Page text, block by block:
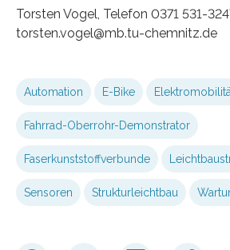
Torsten Vogel, Telefon 0371 531-
torsten.vogel@mb.tu-chemnitz.de
Automation E-Bike
Fahrrad-Oberrohr-Demonstrator
Faserkunststoffverbunde
Sensoren Strukturleichtbau